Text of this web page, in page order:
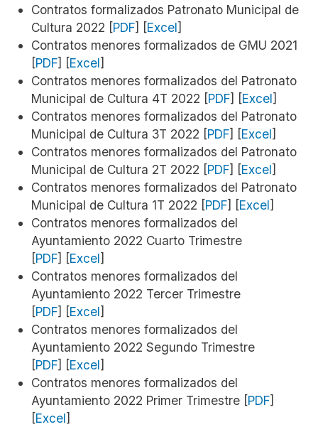
Contratos formalizados Patronato Municipal de
Cultura 2022 [PDF] [Excel]
Contratos menores formalizados de GMU 2021
[PDF] [Excel]
Contratos menores formalizados del Patronato
Municipal de Cultura 4T 2022 [PDF] [Excel]
Contratos menores formalizados del Patronato
Municipal de Cultura 3T 2022 [PDF] [Excel]
Contratos menores formalizados del Patronato
Municipal de Cultura 2T 2022 [PDF] [Excel]
Contratos menores formalizados del Patronato
Municipal de Cultura 1T 2022 [PDF] [Excel]
Contratos menores formalizados del
Ayuntamiento 2022 Cuarto Trimestre
[PDF] [Excel]
Contratos menores formalizados del
Ayuntamiento 2022 Tercer Trimestre
[PDF] [Excel]
Contratos menores formalizados del
Ayuntamiento 2022 Segundo Trimestre
[PDF] [Excel]
Contratos menores formalizados del
Ayuntamiento 2022 Primer Trimestre [PDF]
[Excel]